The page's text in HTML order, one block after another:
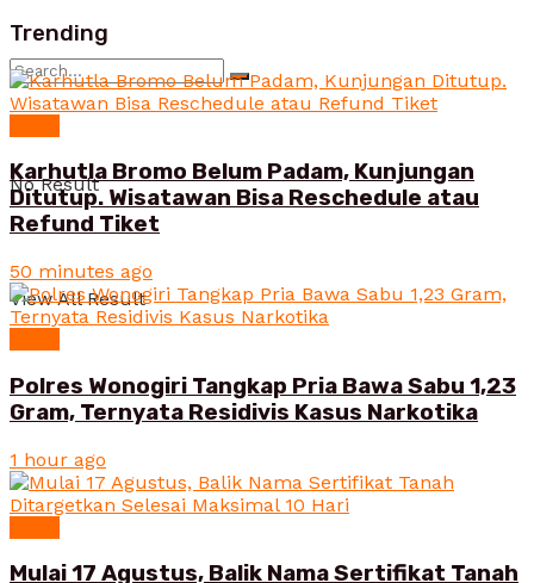
No Result
View All Result
Trending
Karhutla Bromo Belum Padam, Kunjungan
Ditutup. Wisatawan Bisa Reschedule atau
Refund Tiket
50 minutes ago
Polres Wonogiri Tangkap Pria Bawa Sabu 1,23
Gram, Ternyata Residivis Kasus Narkotika
1 hour ago
Mulai 17 Agustus, Balik Nama Sertifikat Tanah